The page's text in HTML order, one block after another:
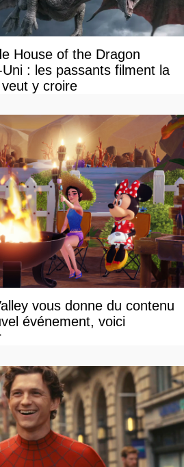
House of the Dragon
: les passants filment la
y croire
vous donne du contenu
événement, voici